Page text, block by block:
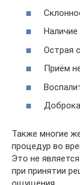
Наличие
Острая
Приём
Также многие
процедур во
Это не
при принятии